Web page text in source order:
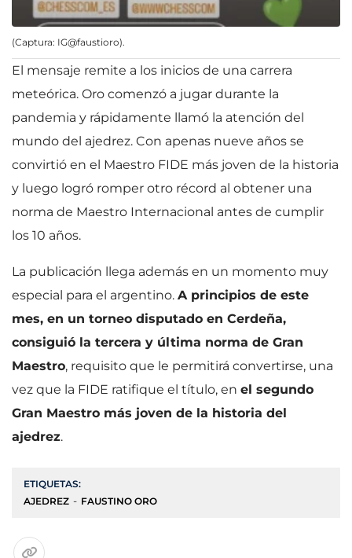
(Captura: IG@faustioro).
El mensaje remite a los inicios de una carrera
meteórica. Oro comenzó a jugar durante la
pandemia y rápidamente llamó la atención del
mundo del ajedrez. Con apenas nueve años se
convirtió en el Maestro FIDE más joven de la historia
y luego logró romper otro récord al obtener una
norma de Maestro Internacional antes de cumplir
los 10 años.
La publicación llega además en un momento muy
especial para el argentino. A principios de este
mes, en un torneo disputado en Cerdeña,
consiguió la tercera y última norma de Gran
Maestro, requisito que le permitirá convertirse, una
vez que la FIDE ratifique el título, en el segundo
Gran Maestro más joven de la historia del
ajedrez.
ETIQUETAS:
AJEDREZ
FAUSTINO ORO